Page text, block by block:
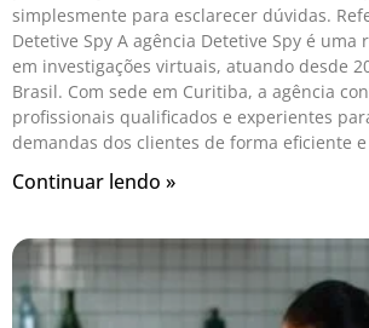
simplesmente para esclarecer dúvidas.
Detetive Spy A agência Detetive Spy é uma
em investigações virtuais, atuando desde
Brasil. Com sede em Curitiba, a agência
profissionais qualificados e experientes
demandas dos clientes de forma eficiente
Continuar lendo »